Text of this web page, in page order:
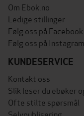
Om Ebok.no
Ledige stillinger
Følg oss på Facebook
Følg oss på Instagram
KUNDESERVICE
Kontakt oss
Slik leser du ebøker
Ofte stilte spørsmål